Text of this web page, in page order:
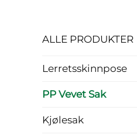
ALLE PRODUKTER
Lerretsskinnpose
PP Vevet Sak
Kjølesak